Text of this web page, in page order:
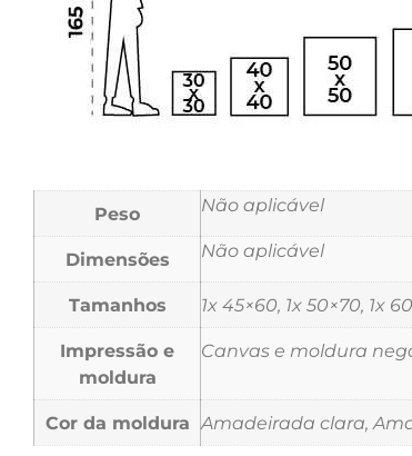
Peso Não aplicável
Dimensões Não aplicável
Tamanhos 1x 45×60, 1x 50×70, 1x
Impressão e
moldura
Canvas e moldura
Cor da moldura Amadeirada clara,